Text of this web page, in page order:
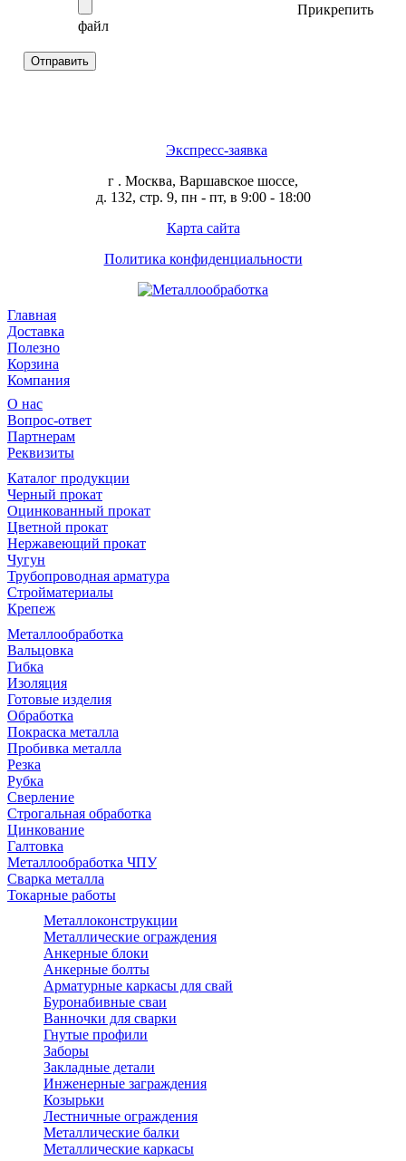
Прикрепить
файл
Отправить
Экспресс-заявка
г . Москва, Варшавское шоссе,
д. 132, стр. 9, пн - пт, в 9:00 - 18:00
Карта сайта
Политика конфиденциальности
Главная
Доставка
Полезно
Корзина
Компания
О нас
Вопрос-ответ
Партнерам
Реквизиты
Каталог продукции
Черный прокат
Оцинкованный прокат
Цветной прокат
Нержавеющий прокат
Чугун
Трубопроводная арматура
Стройматериалы
Крепеж
Металлообработка
Вальцовка
Гибка
Изоляция
Готовые изделия
Обработка
Покраска металла
Пробивка металла
Резка
Рубка
Сверление
Строгальная обработка
Цинкование
Галтовка
Металлообработка ЧПУ
Сварка металла
Токарные работы
Металлоконструкции
Металлические ограждения
Анкерные блоки
Анкерные болты
Арматурные каркасы для свай
Буронабивные сваи
Ванночки для сварки
Гнутые профили
Заборы
Закладные детали
Инженерные заграждения
Козырьки
Лестничные ограждения
Металлические балки
Металлические каркасы